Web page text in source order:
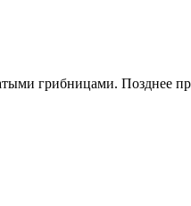
грибницами. Позднее